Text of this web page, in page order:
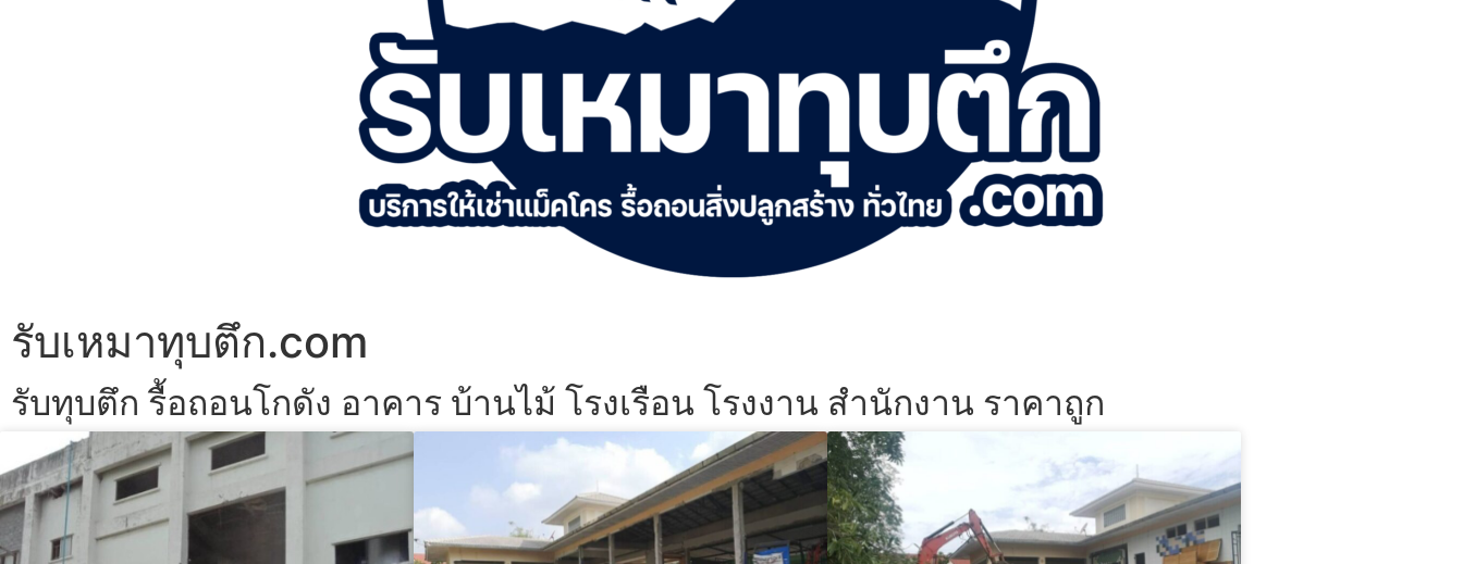
รับเหมาทุบตึก.com
รับทุบตึก รื้อถอนโกดัง อาคาร บ้านไม้ โรงเรือน โรงงาน สำนักงาน ราคาถูก